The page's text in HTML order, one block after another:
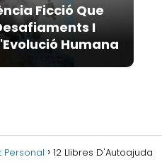
Ficció Que
I
Humana
12 Llibres D'Autoajuda